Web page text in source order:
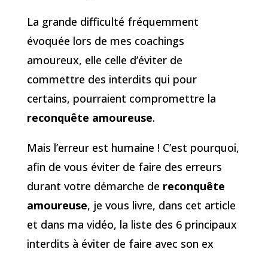
La grande difficulté fréquemment
évoquée lors de mes coachings
amoureux, elle celle d’éviter de
commettre des interdits qui pour
certains, pourraient compromettre la
reconquête amoureuse.
Mais l’erreur est humaine ! C’est pourquoi,
afin de vous éviter de faire des erreurs
durant votre démarche de reconquête
amoureuse, je vous livre, dans cet article
et dans ma vidéo, la liste des 6 principaux
interdits à éviter de faire avec son ex